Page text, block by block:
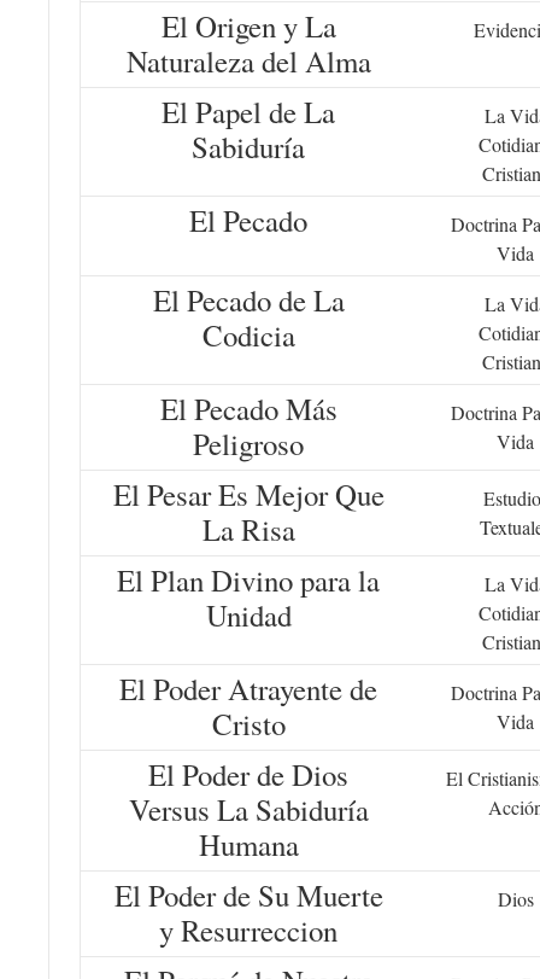
El Origen y La
Naturaleza del Alma
El Papel de La
Sabiduría
La
El Pecado
Doctrina
Vida
El Pecado de La
Codicia
La
El Pecado Más
Peligroso
Doctrina
Vida
El Pesar Es Mejor Que
La Risa
El Plan Divino para la
Unidad
La
El Poder Atrayente de
Cristo
Doctrina
Vida
El Poder de Dios
Versus La Sabiduría
Humana
El
El Poder de Su Muerte
y Resurreccion
Dios